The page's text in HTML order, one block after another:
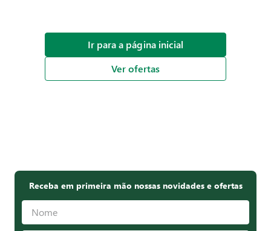
Ir para a página inicial
Ver ofertas
Receba em primeira mão nossas novidades e ofertas